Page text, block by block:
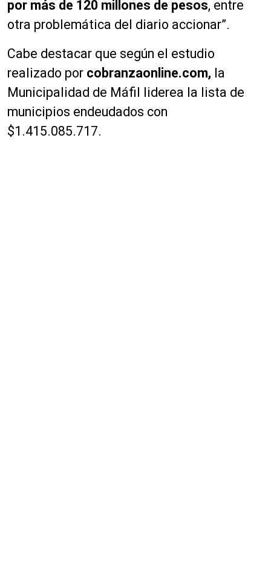
por más de 120 millones de pesos, entre
otra problemática del diario accionar”.
Cabe destacar que según el estudio
realizado por cobranzaonline.com, la
Municipalidad de Máfil liderea la lista de
municipios endeudados con
$1.415.085.717.